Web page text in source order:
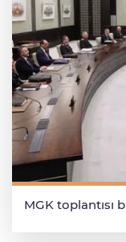
MGK toplantısı